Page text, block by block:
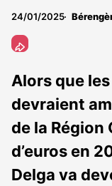
24/01/2025
Alors que
devraient
de la Région
d’euros en
Delga va